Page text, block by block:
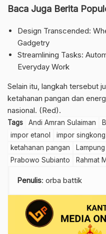
Baca Juga Berita
Design Transcended:
Gadgetry
Streamlining Tasks:
Everyday Work
Selain itu, langkah tersebut
ketahanan pangan dan
nasional. (Red).
Tags Andi Amran Sulaiman
impor etanol
impor singkong
ketahanan pangan
Lampung
Prabowo Subianto
Rahmat
Penulis: orba battik